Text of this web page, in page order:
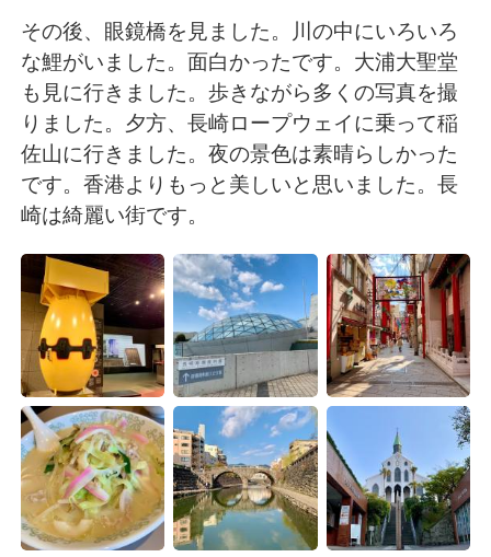
繁體中文 Español
العربية Français
Deutsch 日本語
한국어
ไทย Indonesia
Italiano Türkçe
Português
その後、眼鏡橋を見ました。川の中にいろいろ
な鯉がいました。面白かったです。大浦大聖堂
も見に行きました。歩きながら多くの写真を撮
りました。夕方、長崎ロープウェイに乗って稲
佐山に行きました。夜の景色は素晴らしかった
です。香港よりもっと美しいと思いました。長
崎は綺麗い街です。